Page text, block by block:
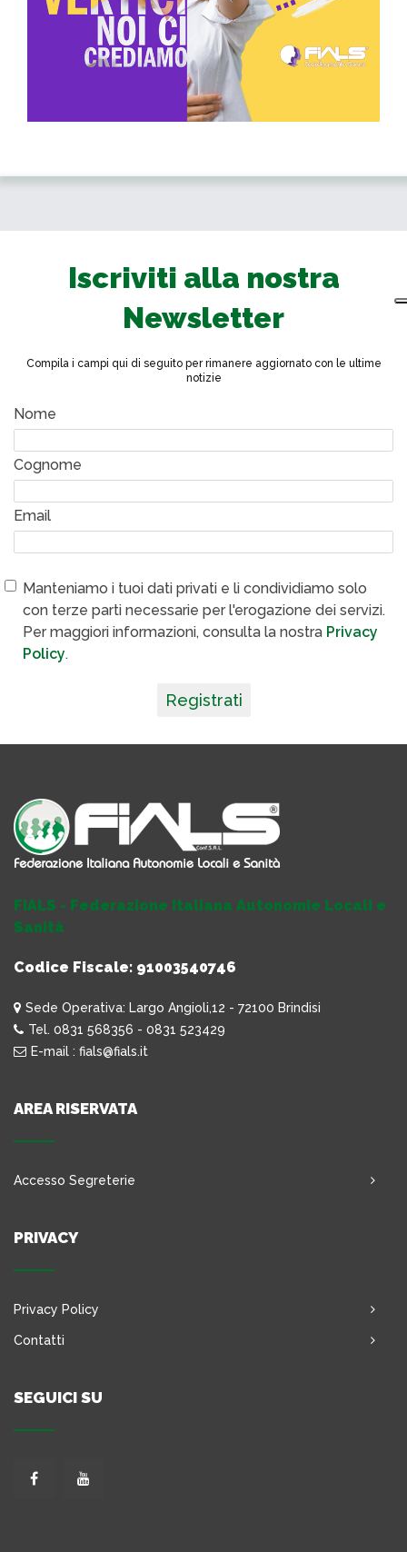
Iscriviti alla nostra
Newsletter
Compila i campi qui di seguito per rimanere aggiornato con le ultime
notizie
Nome
Cognome
Email
Manteniamo i tuoi dati privati e li condividiamo solo
con terze parti necessarie per l'erogazione dei servizi.
Per maggiori informazioni, consulta la nostra Privacy
Policy.
Registrati
FIALS - Federazione Italiana Autonomie Locali e
Sanità
Codice Fiscale: 91003540746
Sede Operativa: Largo Angioli,12 - 72100 Brindisi
Tel. 0831 568356 - 0831 523429
E-mail : fials@fials.it
AREA RISERVATA
Accesso Segreterie
PRIVACY
Privacy Policy
Contatti
SEGUICI SU